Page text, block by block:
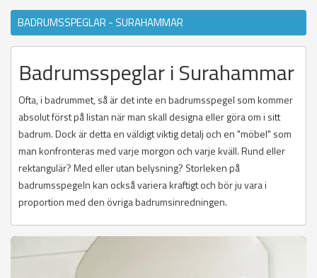
BADRUMSSPEGLAR - SURAHAMMAR
Badrumsspeglar i Surahammar
Ofta, i badrummet, så är det inte en badrumsspegel som kommer
absolut först på listan när man skall designa eller göra om i sitt
badrum. Dock är detta en väldigt viktig detalj och en "möbel" som
man konfronteras med varje morgon och varje kväll. Rund eller
rektangulär? Med eller utan belysning? Storleken på
badrumsspegeln kan också variera kraftigt och bör ju vara i
proportion med den övriga badrumsinredningen.